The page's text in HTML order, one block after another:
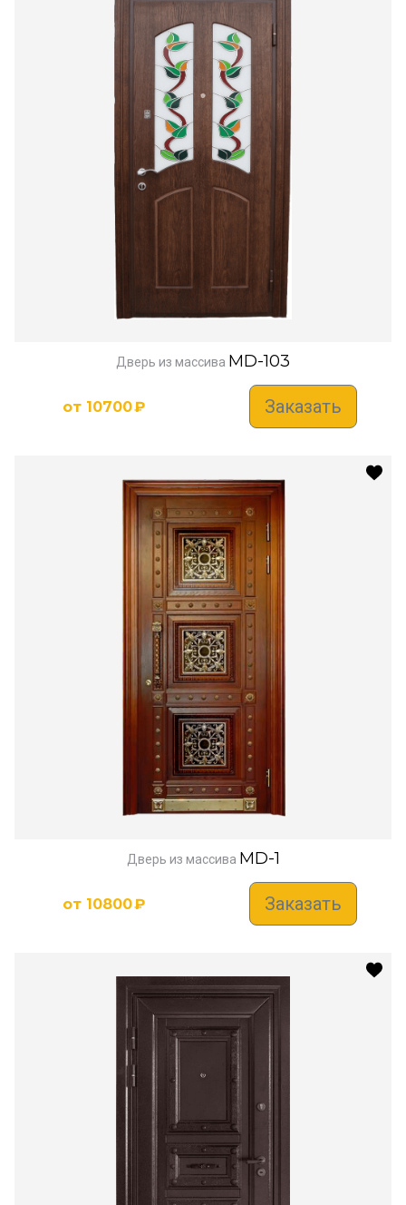
Дверь из массива MD-103
от 10700₽ Заказать
Дверь из массива MD-1
от 10800₽ Заказать